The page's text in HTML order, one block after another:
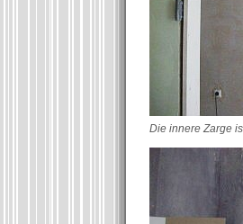
Die innere Zarge